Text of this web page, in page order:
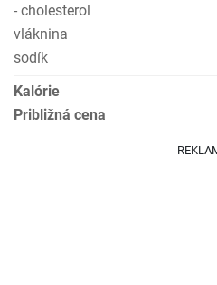
- cholesterol
vláknina
sodík
Kalórie
Približná cena